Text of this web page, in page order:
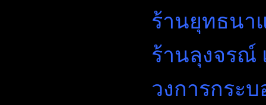
ร้านยุทธนา
ร้านลุงจรณ์
วงการกระ